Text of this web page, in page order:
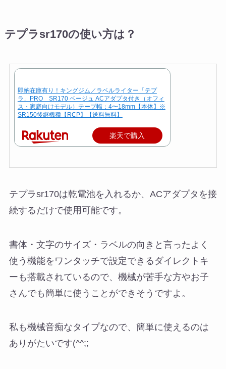
テプラsr170の使い方は？
即納在庫有り！キングジム／ラベルライター「テプ
ラ」PRO SR170 ベージュ ACアダプタ付き（オフィ
ス・家庭向けモデル）テープ幅：4〜18mm【本体】※
SR150後継機種【RCP】【送料無料】
楽天で購入
テプラsr170は乾電池を入れるか、ACアダプタを接
続するだけで使用可能です。
書体・文字のサイズ・ラベルの向きと言ったよく
使う機能をワンタッチで設定できるダイレクトキ
ーも搭載されているので、機械が苦手な方やお子
さんでも簡単に使うことができそうですよ。
私も機械音痴なタイプなので、簡単に使えるのは
ありがたいです(^^;;